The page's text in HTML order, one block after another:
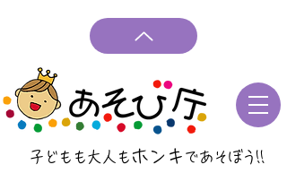
子どもも大人もホンキ であそぼう !!